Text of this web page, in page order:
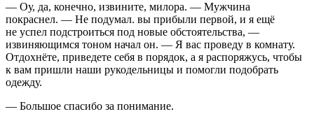
— Оу, да, конечно, извините, милора. — Мужчина
покраснел. — Не подумал. вы прибыли первой, и я ещё
не успел подстроиться под новые обстоятельства, —
извиняющимся тоном начал он. — Я вас проведу в комнату.
Отдохнёте, приведете себя в порядок, а я распоряжусь, чтобы
к вам пришли наши рукодельницы и помогли подобрать
одежду.
— Большое спасибо за понимание.